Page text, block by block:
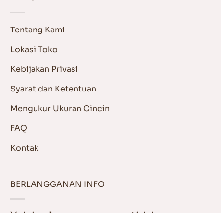
Tentang Kami
Lokasi Toko
Kebijakan Privasi
Syarat dan Ketentuan
Mengukur Ukuran Cincin
FAQ
Kontak
BERLANGGANAN INFO